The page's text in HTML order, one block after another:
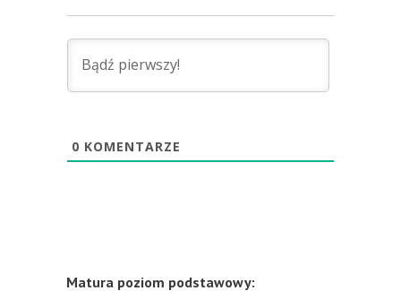
0 KOMENTARZE
Matura poziom podstawowy: